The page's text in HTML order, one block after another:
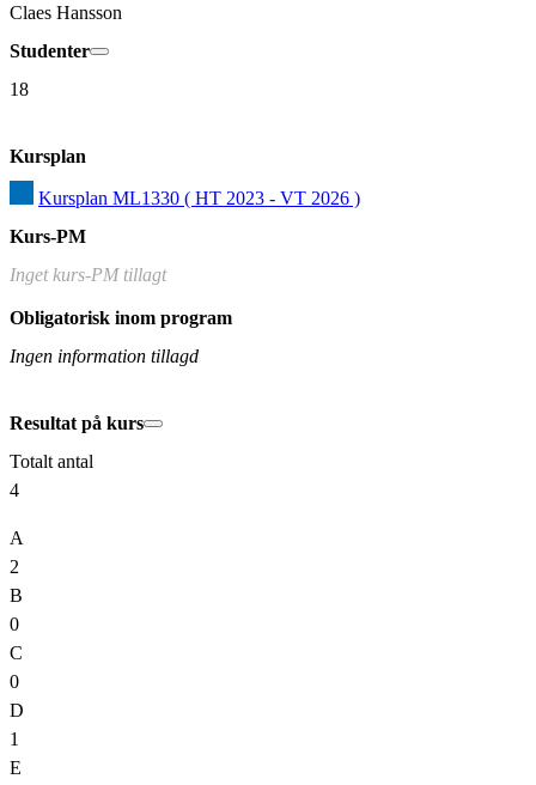
Claes Hansson
Studenter
18
Kursplan
Kursplan ML1330 ( HT 2023 - VT 2026 )
Kurs-PM
Inget kurs-PM tillagt
Obligatorisk inom program
Ingen information tillagd
Resultat på kurs
Totalt antal
4
A
2
B
0
C
0
D
1
E